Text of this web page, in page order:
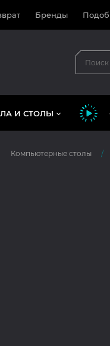
Бренды
И СТОЛЫ
Компьютерные столы